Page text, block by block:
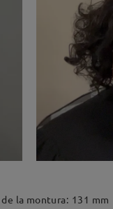
la montura: 131 mm